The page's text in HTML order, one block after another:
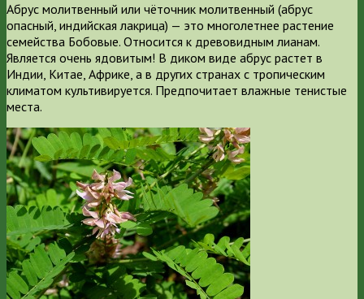
Абрус молитвенный или чёточник молитвенный (абрус
опасный, индийская лакрица) — это многолетнее растение
семейства Бобовые. Относится к древовидным лианам.
Является очень ядовитым! В диком виде абрус растет в
Индии, Китае, Африке, а в других странах с тропическим
климатом культивируется. Предпочитает влажные тенистые
места.